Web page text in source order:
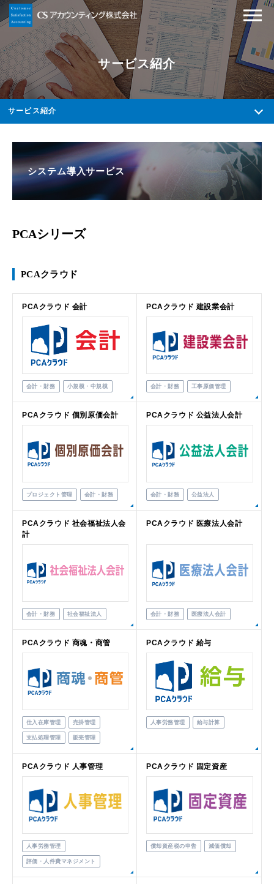
サービス紹介
サービス紹介
システム導入サービス
PCAシリーズ
PCAクラウド
PCAクラウド 会計
会計・財務 小規模・中規模
PCAクラウド 建設業会計
会計・財務 工事原価管理
PCAクラウド 個別原価会計
プロジェクト管理 会計・財務
PCAクラウド 公益法人会計
会計・財務 公益法人
PCAクラウド 社会福祉法人会
計
会計・財務 社会福祉法人
PCAクラウド 医療法人会計
会計・財務 医療法人会計
PCAクラウド 商魂・商管
仕入在庫管理 売掛管理
支払処理管理 販売管理
PCAクラウド 給与
人事労務管理 給与計算
PCAクラウド 人事管理
人事労務管理
評価・人件費マネジメント
PCAクラウド 固定資産
償却資産税の申告 減価償却